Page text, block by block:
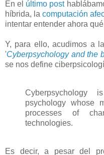
En el último post
híbrida, lacomputación
intentar entender ahora
Y, para ello, acudimos a
'Cyberpsychology and the
se nos define
psychology whose
processes of
technologies.
Es decir, a pesar del